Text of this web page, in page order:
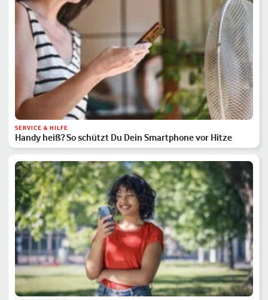
SERVICE & HILFE
Handy heiß? So schützt Du Dein Smartphone vor Hitze